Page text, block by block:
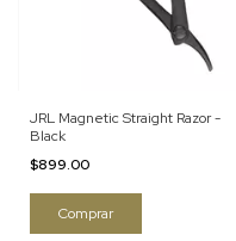
JRL Magnetic Straight Razor -
Black
$899.00